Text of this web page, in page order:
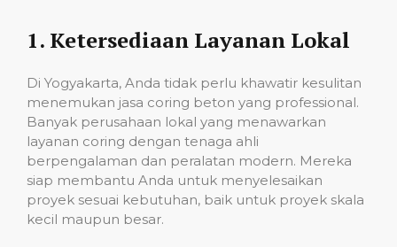
1. Ketersediaan Layanan Lokal
Di Yogyakarta, Anda tidak perlu khawatir kesulitan
menemukan jasa coring beton yang professional.
Banyak perusahaan lokal yang menawarkan
layanan coring dengan tenaga ahli
berpengalaman dan peralatan modern. Mereka
siap membantu Anda untuk menyelesaikan
proyek sesuai kebutuhan, baik untuk proyek skala
kecil maupun besar.